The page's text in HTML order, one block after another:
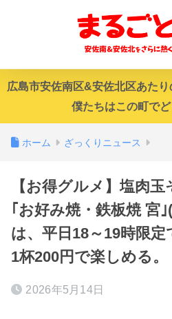
広島市安佐南区&安佐北区あたり
僕たちはこの町でど
ホーム ざっくりニュース
【お得グルメ】塩肉
｢お好み焼・鉄板焼 宮
は、平日18～19時限
1杯200円で楽しめる。
2026年5月14日